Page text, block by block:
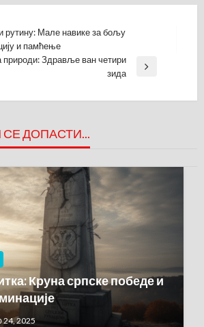
рутину: Мале навике за бољу
и памћење
природи: Здравље ван четири
зида
ДОПАСТИ...
Круна српске победе и
24, 2025